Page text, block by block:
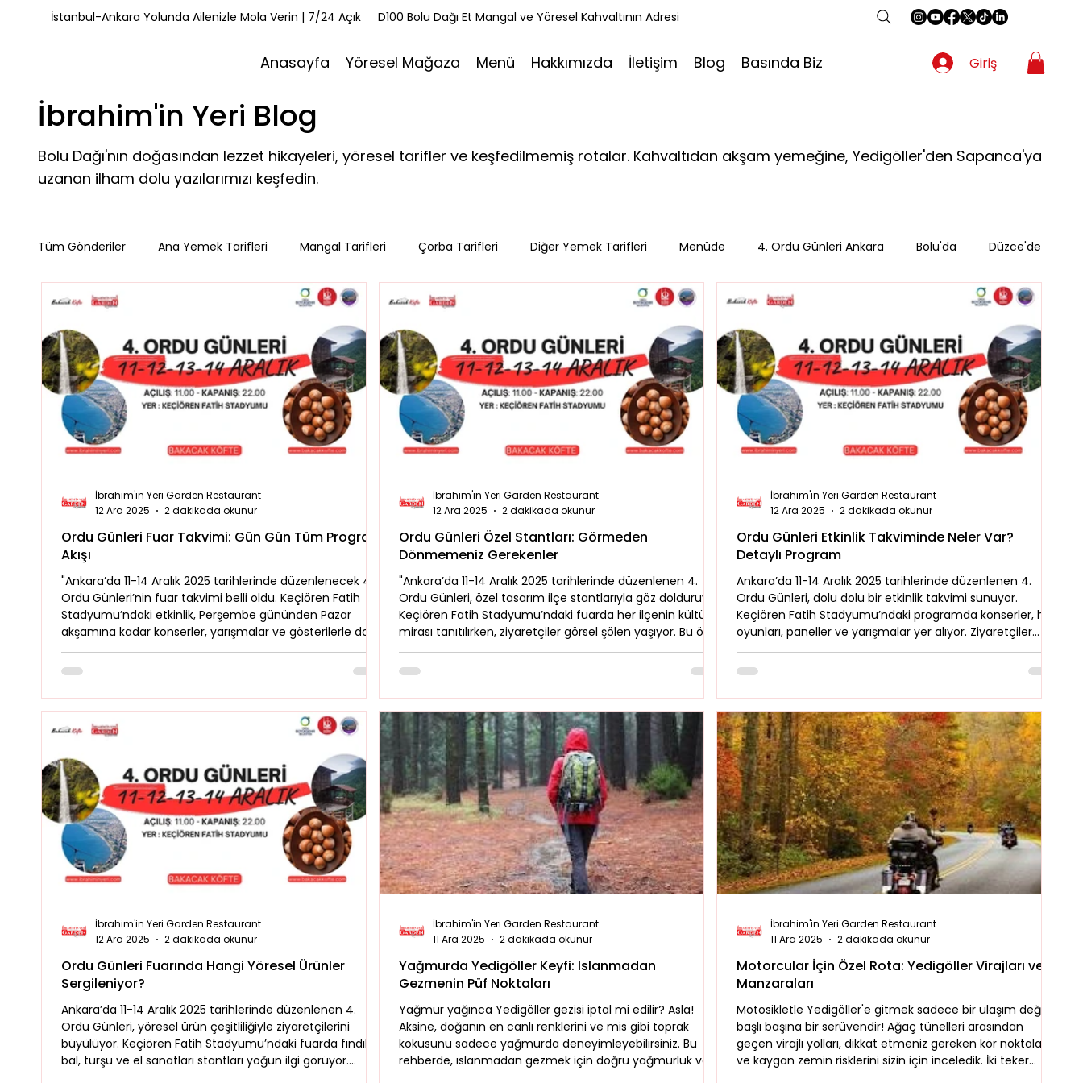
İstanbul-Ankara Yolunda Ailenizle Mola Verin | 7/24 Açık D100 Bolu Dağı Et Mangal ve Yöresel Kahvaltının Adresi
Anasayfa Yöresel Mağaza Menü Hakkımızda İletişim Blog Basında Biz Giriş
İbrahim'in Yeri Blog
Bolu Dağı'nın doğasından lezzet hikayeleri, yöresel tarifler ve keşfedilmemiş rotalar. Kahvaltıdan akşam yemeğine, Yedigöller'den Sapanca'ya
uzanan ilham dolu yazılarımızı keşfedin.
Tüm Gönderiler Ana Yemek Tarifleri Mangal Tarifleri Çorba Tarifleri Diğer Yemek Tarifleri Menüde 4. Ordu Günleri Ankara Bolu'da Düzce'de
Misafirlerimiz Yemek Tarifleri Tatlı Tarifleri Seyahat Ramazan Gezgin
Mevsimsel Mola Noktaları Bolu Mutfağı Doğa & Yürüyüş Bakacak Mevkii
Ordu Günleri Fuar Takvimi: Gün Gün Tüm Program
Akışı
"Ankara’da 11-14 Aralık 2025 tarihlerinde düzenlenecek 4.
Ordu Günleri’nin fuar takvimi belli oldu. Keçiören Fatih
Stadyumu’ndaki etkinlik, Perşembe gününden Pazar
akşamına kadar konserler, yarışmalar ve gösterilerle dolu
geçecek. Yoğun program arasında Bakacak Köfte Food
Truck ile lezzet molası veren ziyaretçiler, etkinlik bitiminde
durarak bu kültürel geziyi lezzetli bir akşam yemeğiyle
noktalayabilirler."
İbrahim'in Yeri Garden Restaurant
12 Ara 2025
2 dakikada okunur
Ordu Günleri Özel Stantları: Görmeden
Dönmemeniz Gerekenler
"Ankara’da 11-14 Aralık 2025 tarihlerinde düzenlenen 4.
Ordu Günleri, özel tasarım ilçe stantlarıyla göz dolduruyor.
Keçiören Fatih Stadyumu’ndaki fuarda her ilçenin kültürel
mirası tanıtılırken, ziyaretçiler görsel şölen yaşıyor. Bu özel
stantlar arasında Bakacak Köfte Food Truck ile lezzet
molası veren misafirler, etkinlik sonrası şehirden ayrılırken
yolculuklarını tatlandırabilirler."
İbrahim'in Yeri Garden Restaurant
12 Ara 2025
2 dakikada okunur
Ordu Günleri Etkinlik Takviminde Neler Var?
Detaylı Program
Ankara’da 11-14 Aralık 2025 tarihlerinde düzenlenen 4.
Ordu Günleri, dolu dolu bir etkinlik takvimi sunuyor.
Keçiören Fatih Stadyumu’ndaki programda konserler, halk
oyunları, paneller ve yarışmalar yer alıyor. Ziyaretçiler
yoğun program arasında Bakacak Köfte Food Truck ile
lezzet molası verirken, etkinlik sonrası şehirden ayrılanlar
lezzetli durağı olarak öneriliyor.
İbrahim'in Yeri Garden Restaurant
12 Ara 2025
2 dakikada okunur
Ordu Günleri Fuarında Hangi Yöresel Ürünler
Sergileniyor?
Ankara’da 11-14 Aralık 2025 tarihlerinde düzenlenen 4.
Ordu Günleri, yöresel ürün çeşitliliğiyle ziyaretçilerini
büyülüyor. Keçiören Fatih Stadyumu’ndaki fuarda fındık,
bal, turşu ve el sanatları stantları yoğun ilgi görüyor.
Alışveriş yorgunluğunu Bakacak Köfte Food Truck’ta
İbrahim'in Yeri Garden Restaurant
12 Ara 2025
2 dakikada okunur
Yağmurda Yedigöller Keyfi: Islanmadan
Gezmenin Püf Noktaları
Yağmur yağınca Yedigöller gezisi iptal mi edilir? Asla!
Aksine, doğanın en canlı renklerini ve mis gibi toprak
kokusunu sadece yağmurda deneyimleyebilirsiniz. Bu
rehberde, ıslanmadan gezmek için doğru yağmurluk ve
bot seçimini, kaygan zeminlerde yürüme tekniklerini ve
İbrahim'in Yeri Garden Restaurant
11 Ara 2025
2 dakikada okunur
Motorcular İçin Özel Rota: Yedigöller Virajları ve
Manzaraları
Motosikletle Yedigöller'e gitmek sadece bir ulaşım değil,
başlı başına bir serüvendir! Ağaç tünelleri arasından
geçen virajlı yolları, dikkat etmeniz gereken kör noktaları
ve kaygan zemin risklerini sizin için inceledik. İki teker
üzerinde özgürlüğün tadını çıkarırken güvenli sürüşten
İbrahim'in Yeri Garden Restaurant
11 Ara 2025
2 dakikada okunur